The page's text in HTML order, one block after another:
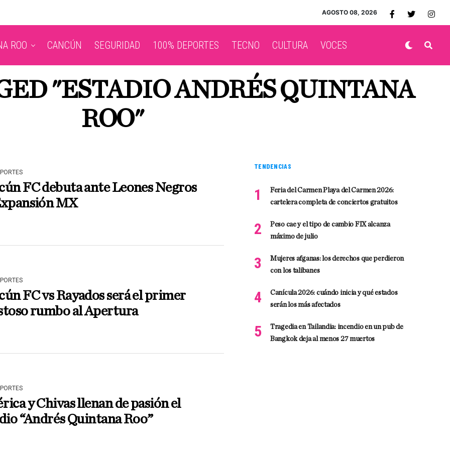
AGOSTO 08, 2026
ROO CANCÚN SEGURIDAD 100% DEPORTES TECNO CULTURA VOCES
"ESTADIO ANDRÉS QUINTANA
ROO"
FC debuta ante Leones Negros
MX
FC vs Rayados será el primer
rumbo al Apertura
y Chivas llenan de pasión el
“Andrés Quintana Roo”
TENDENCIAS
Feria del Carmen Playa del Carmen 2026:
cartelera completa de conciertos gratuitos
Peso cae y el tipo de cambio FIX alcanza
máximo de julio
Mujeres afganas: los derechos que perdieron
con los talibanes
Canícula 2026: cuándo inicia y qué estados
serán los más afectados
Tragedia en Tailandia: incendio en un pub de
Bangkok deja al menos 27 muertos